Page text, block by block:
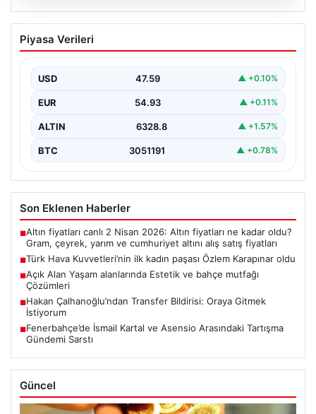
Türk Hava Kuvvetleri’nin ilk kadın
paşası Özlem Karapınar oldu
Özlem Karapınar İlk Kadın Paşa Oldu",…
Piyasa Verileri
USD 47.59 ▲ +0.10%
EUR 54.93 ▲ +0.11%
ALTIN 6328.8 ▲ +1.57%
BTC 3051191 ▲ +0.78%
Son Eklenen Haberler
■Altın fiyatları canlı 2 Nisan 2026: Altın fiyatları ne kadar oldu?
Gram, çeyrek, yarım ve cumhuriyet altını alış satış fiyatları
■Türk Hava Kuvvetleri’nin ilk kadın paşası Özlem Karapınar oldu
■Açık Alan Yaşam alanlarında Estetik ve bahçe mutfağı
Çözümleri
■Hakan Çalhanoğlu’ndan Transfer Bildirisi: Oraya Gitmek
İstiyorum
■Fenerbahçe’de İsmail Kartal ve Asensio Arasındaki Tartışma
Gündemi Sarstı
Güncel